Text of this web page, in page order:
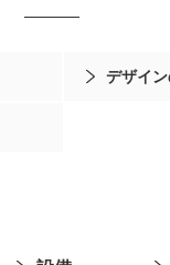
デザイ